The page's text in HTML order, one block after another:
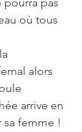
où tous
alors
arrive en
sa femme !